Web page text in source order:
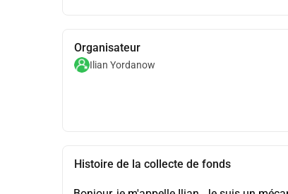
Organisateur
Ilian Yordanow
Histoire de la collecte de fonds